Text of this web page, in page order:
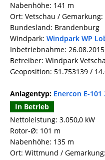
Nabenhöhe: 141 m
Ort: Vetschau /
Bundesland: Brandenburg
Windpark: Windpark WP
Inbetriebnahme: 26.08.2015
Betreiber: Windpark
Geoposition: 51.753139 /
Anlagentyp: Enercon E-101
In Betrieb
Nettoleistung: 3.050,0 kW
Rotor-Ø: 101 m
Nabenhöhe: 135 m
Ort: Wittmund /